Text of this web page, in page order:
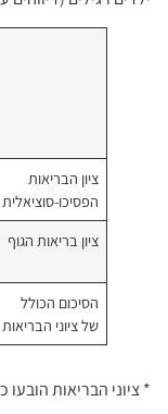
ציון הבריאות
הפסיכו-סוציאלית
ציון בריאות הגוף
הסיכום הכולל
של ציוני הבריאות
* ציוני הבריאות